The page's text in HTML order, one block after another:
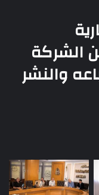
الشركة
والنشر